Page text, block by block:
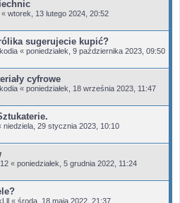
« wtorek, 13 lutego 2024, 20:52
sugerujecie kupić?
« poniedziałek, 9 października 2023, 09:50
cyfrowe
« poniedziałek, 18 września 2023, 11:47
niedziela, 29 stycznia 2023, 10:10
« poniedziałek, 5 grudnia 2022, 11:24
« środa, 18 maja 2022, 21:37